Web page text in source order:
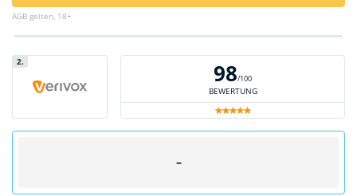
AGB gelten, 18+
2. 98/100
BEWERTUNG
–